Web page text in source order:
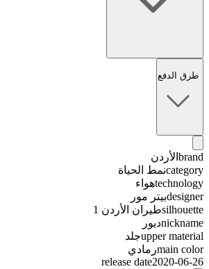
طرق الدفع
brand الأردن
categoryنمط الحياة
technologyهواء
designerبيتر مور
silhouetteطيران الأردن 1
nicknameديور
upper materialجلد
main colorرمادي
release date2020-06-26